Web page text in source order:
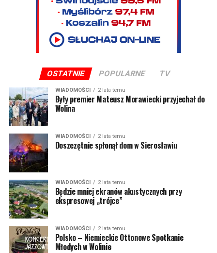
OSTATNIE POPULARNE TV
WIADOMOŚCI 2 lata temu
Były premier Mateusz Morawiecki przyjechał do
Wolina
WIADOMOŚCI 2 lata temu
Doszczętnie spłonął dom w Sierosławiu
WIADOMOŚCI 2 lata temu
Będzie mniej ekranów akustycznych przy
ekspresowej „trójce”
WIADOMOŚCI 2 lata temu
Polsko – Niemieckie Ottonowe Spotkanie
Młodych w Wolinie